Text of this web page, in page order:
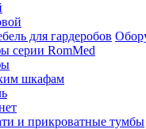
для гардеробов
серии RomMed
шкафам
и прикроватные тумбы